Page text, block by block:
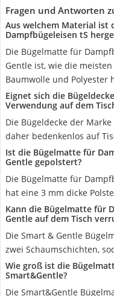
Fragen und Antworten
Aus welchem Material ist
Dampfbügeleisen tS
Die Bügelmatte für
Gentle ist, wie die
Baumwolle und Polyester
Eignet sich die
Verwendung auf dem
Die Bügeldecke der
daher bedenkenlos auf
Ist die Bügelmatte für
Gentle gepolstert?
Die Bügelmatte für
hat eine 3 mm dicke
Kann die Bügelmatte für
Gentle auf dem Tisch
Die Smart & Gentle
zwei Schaumschichten,
Wie groß ist die
Smart&Gentle?
Die Smart&Gentle